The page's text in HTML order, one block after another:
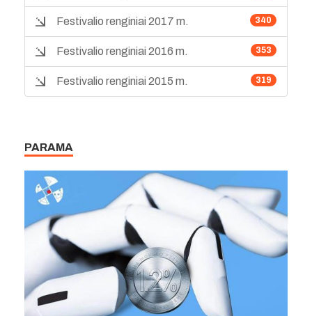
340
Festivalio renginiai 2017 m.
353
Festivalio renginiai 2016 m.
319
Festivalio renginiai 2015 m.
PARAMA